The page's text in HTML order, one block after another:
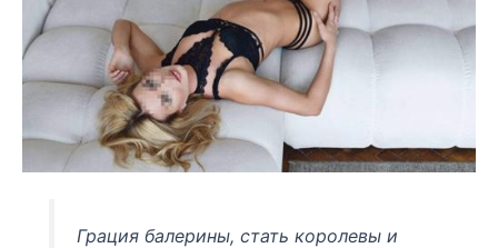
Грация балерины, стать королевы и